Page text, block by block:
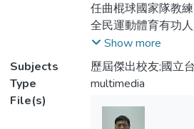
任曲棍球國家隊教
全民運動體育有功
基金及建教合作經
元，對推展藝術文
公益，造福人群有
Show more
Subjects
歷屆傑出校友;國立
Type
multimedia
File(s)